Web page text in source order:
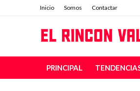
Inicio Somos Contactar
PRINCIPAL